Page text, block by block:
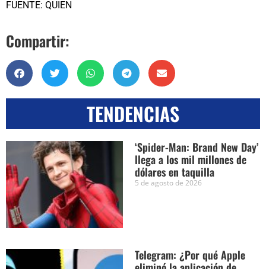
FUENTE: QUIEN
Compartir:
TENDENCIAS
‘Spider-Man: Brand New Day’
llega a los mil millones de
dólares en taquilla
5 de agosto de 2026
Telegram: ¿Por qué Apple